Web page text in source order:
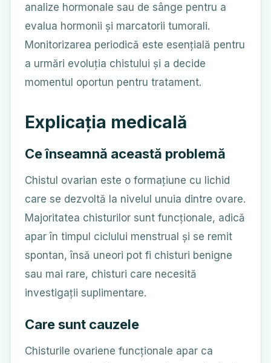
analize hormonale sau de sânge pentru a
evalua hormonii și marcatorii tumorali.
Monitorizarea periodică este esențială pentru
a urmări evoluția chistului și a decide
momentul oportun pentru tratament.
Explicația medicală
Ce înseamnă această problemă
Chistul ovarian este o formațiune cu lichid
care se dezvoltă la nivelul unuia dintre ovare.
Majoritatea chisturilor sunt funcționale, adică
apar în timpul ciclului menstrual și se remit
spontan, însă uneori pot fi chisturi benigne
sau mai rare, chisturi care necesită
investigații suplimentare.
Care sunt cauzele
Chisturile ovariene funcționale apar ca